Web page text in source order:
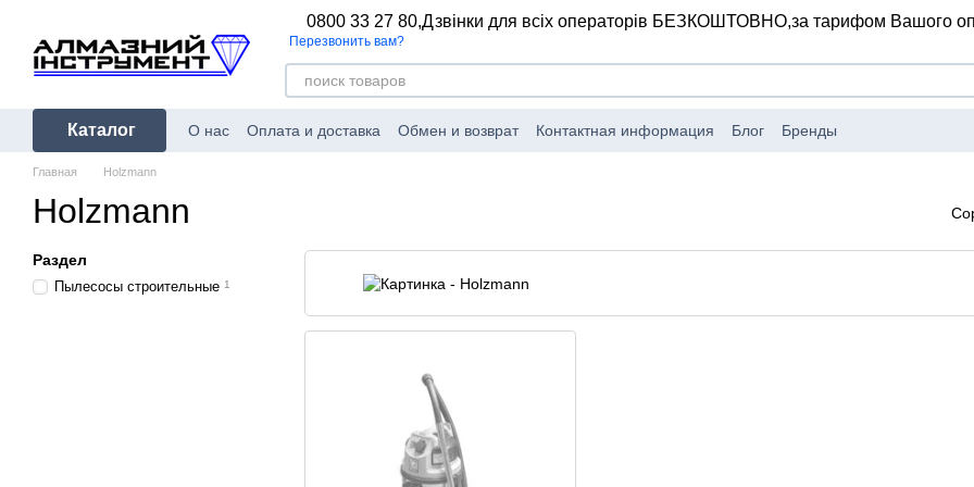
0800 33 27 80,Дзвінки для всіх операторів БЕЗКОШТОВНО,за тарифом Вашого
Перезвонить вам?
Каталог О нас Оплата и доставка Обмен и возврат Контактная информация Блог Бренды
Главная Holzmann
Holzmann
Раздел
Пылесосы строительные 1